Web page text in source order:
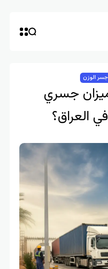
جسر الوزن
جسري
العراق؟